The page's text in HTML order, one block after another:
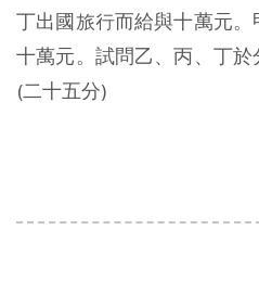
丁出國旅行而給與十萬元
十萬元。試問乙、丙、丁於
(二十五分)